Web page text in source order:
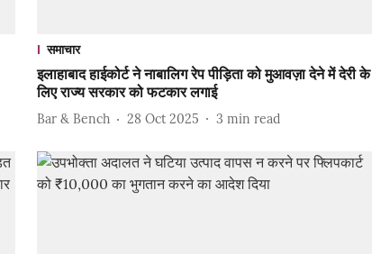
समाचार
इलाहाबाद हाईकोर्ट ने नाबालिग रेप पीड़िता को मुआवज़ा देने में देरी के
लिए राज्य सरकार को फटकार लगाई
Bar & Bench 28 Oct 2025 3 min read